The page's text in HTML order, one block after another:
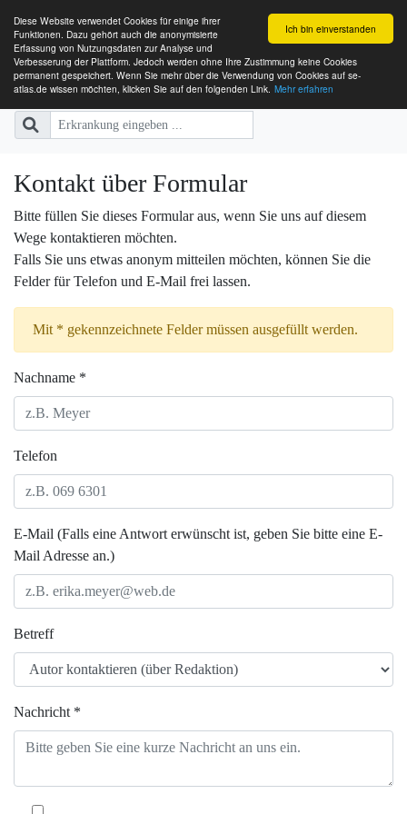
Ich bin einverstanden
Diese Website verwendet Cookies für einige ihrer
Funktionen. Dazu gehört auch die anonymisierte
Erfassung von Nutzungsdaten zur Analyse und
Verbesserung der Plattform. Jedoch werden ohne Ihre Zustimmung keine Cookies
permanent gespeichert. Wenn Sie mehr über die Verwendung von Cookies auf se-
atlas.de wissen möchten, klicken Sie auf den folgenden Link. Mehr erfahren
SE-ATLAS
Versorgungsatlas für Menschen
Kontakt über Formular
Bitte füllen Sie dieses Formular aus, wenn Sie uns auf diesem
Wege kontaktieren möchten.
Falls Sie uns etwas anonym mitteilen möchten, können Sie die
Felder für Telefon und E-Mail frei lassen.
Mit * gekennzeichnete Felder müssen ausgefüllt werden.
Nachname *
Telefon
E-Mail (Falls eine Antwort erwünscht ist, geben Sie bitte eine E-
Mail Adresse an.)
Betreff
Nachricht *